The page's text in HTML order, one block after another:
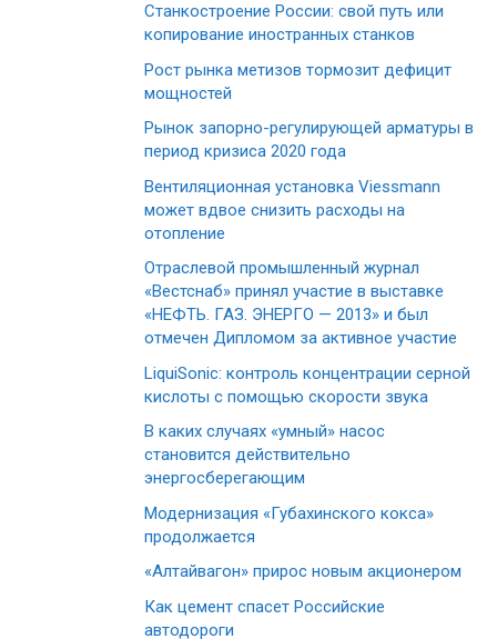
Станкостроение России: свой путь или
копирование иностранных станков
Рост рынка метизов тормозит дефицит
мощностей
Рынок запорно-регулирующей арматуры в
период кризиса 2020 года
Вентиляционная установка Viessmann
может вдвое снизить расходы на
отопление
Отраслевой промышленный журнал
«Вестснаб» принял участие в выставке
«НЕФТЬ. ГАЗ. ЭНЕРГО — 2013» и был
отмечен Дипломом за активное участие
LiquiSonic: контроль концентрации серной
кислоты с помощью скорости звука
В каких случаях «умный» насос
становится действительно
энергосберегающим
Модернизация «Губахинского кокса»
продолжается
«Алтайвагон» прирос новым акционером
Как цемент спасет Российские
автодороги